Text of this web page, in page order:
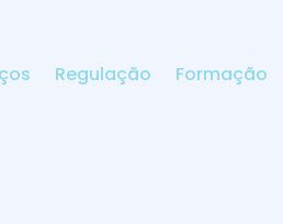
Regulação Formação